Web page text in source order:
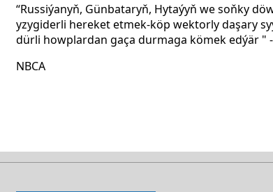
“Russiýanyň, Günbataryň, Hytaýyň we soňky
yzygiderli hereket etmek-köp wektorly daşary
dürli howplardan gaça durmaga kömek edýär "
NBCA